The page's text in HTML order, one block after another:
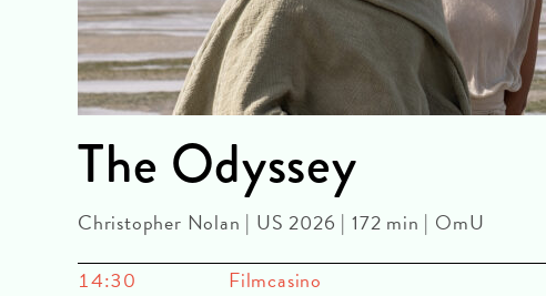
The Odyssey
Christopher Nolan | US 2026 | 172 min | OmU
14:30
Filmcasino